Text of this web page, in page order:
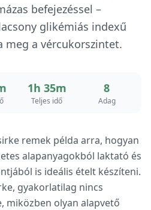
befejezéssel –
glikémiás indexű
meg a vércukorszintet.
1h 35m
Teljes idő
8
Adag
remek példa arra, hogyan
alapanyagokból laktató és
is ideális ételt készíteni.
gyakorlatilag nincs
miközben olyan alapvető